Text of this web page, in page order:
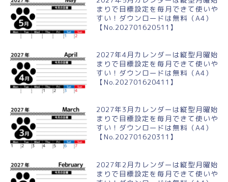
まりで目標設定を毎月できて使いや
すい！ダウンロードは無料（A4）
【No.202701620511】
2027年4月カレンダーは縦型月曜始
まりで目標設定を毎月できて使いや
すい！ダウンロードは無料（A4）
【No.202701620411】
2027年3月カレンダーは縦型月曜始
まりで目標設定を毎月できて使いや
すい！ダウンロードは無料（A4）
【No.202701620311】
2027年2月カレンダーは縦型月曜始
まりで目標設定を毎月できて使いや